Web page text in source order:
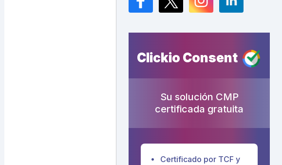
Clickio Consent
Su solución CMP
certificada gratuita
Certificado por TCF y